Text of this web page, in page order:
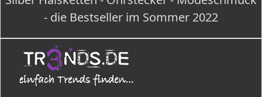
- die Bestseller im Sommer 2022